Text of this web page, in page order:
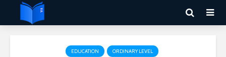
EDUCATION ORDINARY LEVEL